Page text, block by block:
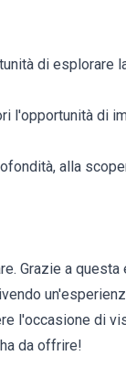
di esplorare
l'opportunità di
alla
Grazie a
l'occasione di
da offrire!